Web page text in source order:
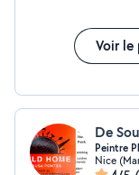
Voir le
De
Peintre
Nice